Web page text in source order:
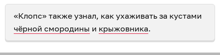
«Клопс» также узнал, как ухаживать за кустами
чёрной смородины и крыжовника.